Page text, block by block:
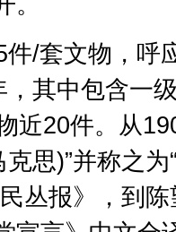
/套文物，呼
其中包含一
近20件。从
思)”并称之为
丛报》，到